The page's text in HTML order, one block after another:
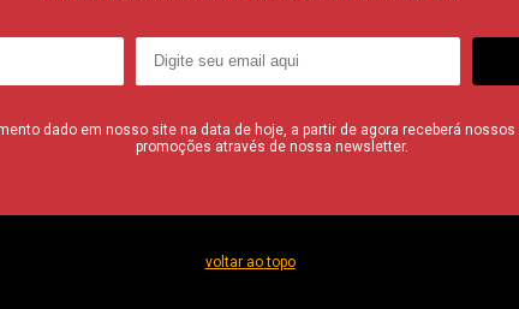
dado em nosso site na data de hoje, a partir de agora receberá
promoções através de nossa newsletter.
voltar ao topo